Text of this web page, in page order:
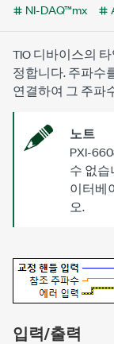
NI-DAQ™mx
TIO 디바이스의
정합니다. 주파수
연결하여 그 주파
노트
PXI-
수 없습
이터베
오.
입력/출력